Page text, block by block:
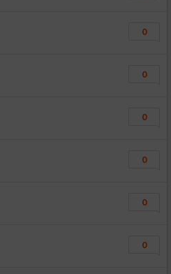
0
0
0
0
0
0